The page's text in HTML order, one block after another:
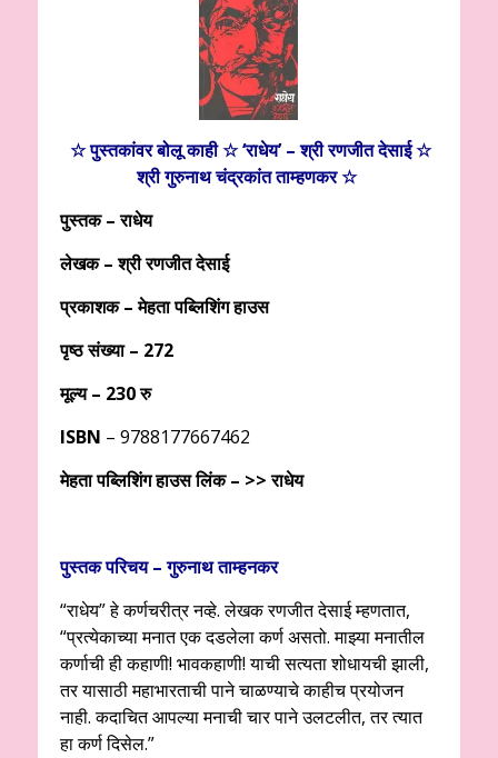
☆ पुस्तकांवर बोलू काही ☆ ‘राधेय’ – श्री रणजीत देसाई ☆
श्री गुरुनाथ चंद्रकांत ताम्हणकर ☆
पुस्तक – राधेय
लेखक – श्री रणजीत देसाई
प्रकाशक – मेहता पब्लिशिंग हाउस
पृष्ठ संख्या – 272
मूल्य – 230 रु
ISBN – 9788177667462
मेहता पब्लिशिंग हाउस लिंक – >>राधेय
पुस्तक परिचय – गुरुनाथ ताम्हनकर
“राधेय” हे कर्णचरीत्र नव्हे. लेखक रणजीत देसाई म्हणतात,
“प्रत्येकाच्या मनात एक दडलेला कर्ण असतो. माझ्या मनातील
कर्णाची ही कहाणी! भावकहाणी! याची सत्यता शोधायची झाली,
तर यासाठी महाभारताची पाने चाळण्याचे काहीच प्रयोजन
नाही. कदाचित आपल्या मनाची चार पाने उलटलीत, तर त्यात
हा कर्ण दिसेल.”